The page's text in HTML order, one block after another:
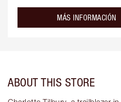
MÁS INFORMACIÓN
ABOUT THIS STORE